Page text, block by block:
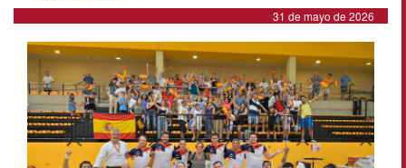
31 de mayo de 2026